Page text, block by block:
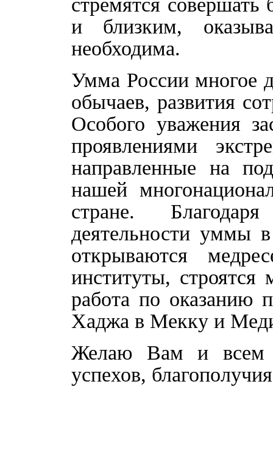
и близким,
необходима.
Умма России многое
обычаев, развития
Особого уважения
проявлениями
направленные на
нашей
стране.
деятельности уммы
открываются
институты, строятся
работа по
Хаджа в Мекку и
Желаю Вам и всем
успехов,